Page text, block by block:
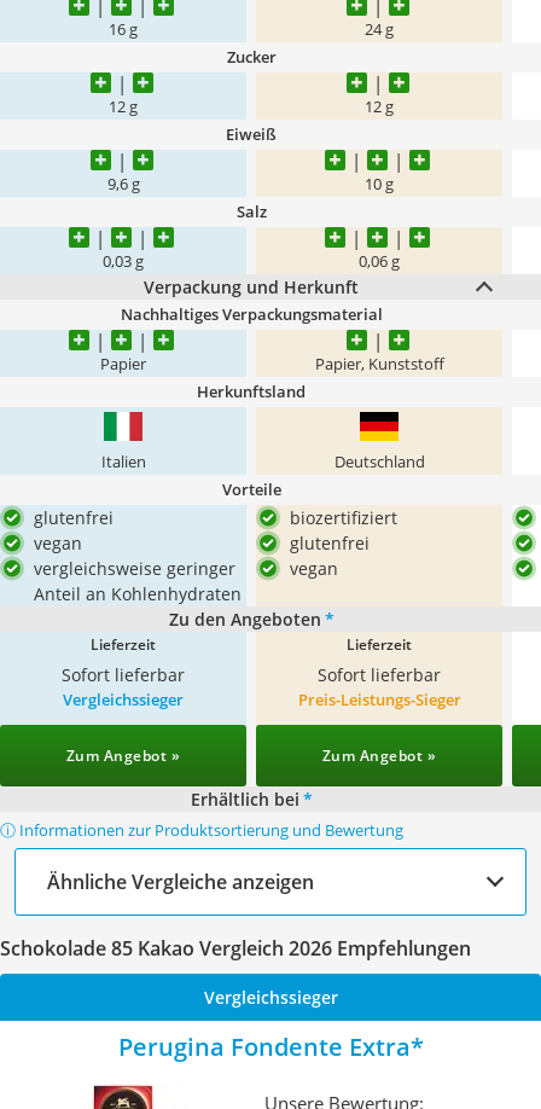
16 g 24 g
Zucker
12 g 12 g
Eiweiß
9,6 g 10 g
Salz
0,03 g 0,06 g
Verpackung und Herkunft
Nachhaltiges Verpackungsmaterial
Papier Papier, Kunststoff
Herkunftsland
Italien Deutschland
Vorteile
glutenfrei
vegan
vergleichsweise geringer
Anteil an Kohlenhydraten
biozertifiziert
glutenfrei
vegan
Zu den Angeboten *
Lieferzeit
Sofort lieferbar
Lieferzeit
Sofort lieferbar
Vergleichssieger
Zum Angebot »
Preis-Leistungs-Sieger
Zum Angebot »
Erhältlich bei *
ⓘ Informationen zur Produktsortierung und Bewertung
Ähnliche Vergleiche anzeigen
Schokolade 85 Kakao Vergleich 2026 Empfehlungen
Vergleichssieger
Perugina Fondente Extra
Unsere Bewertung: